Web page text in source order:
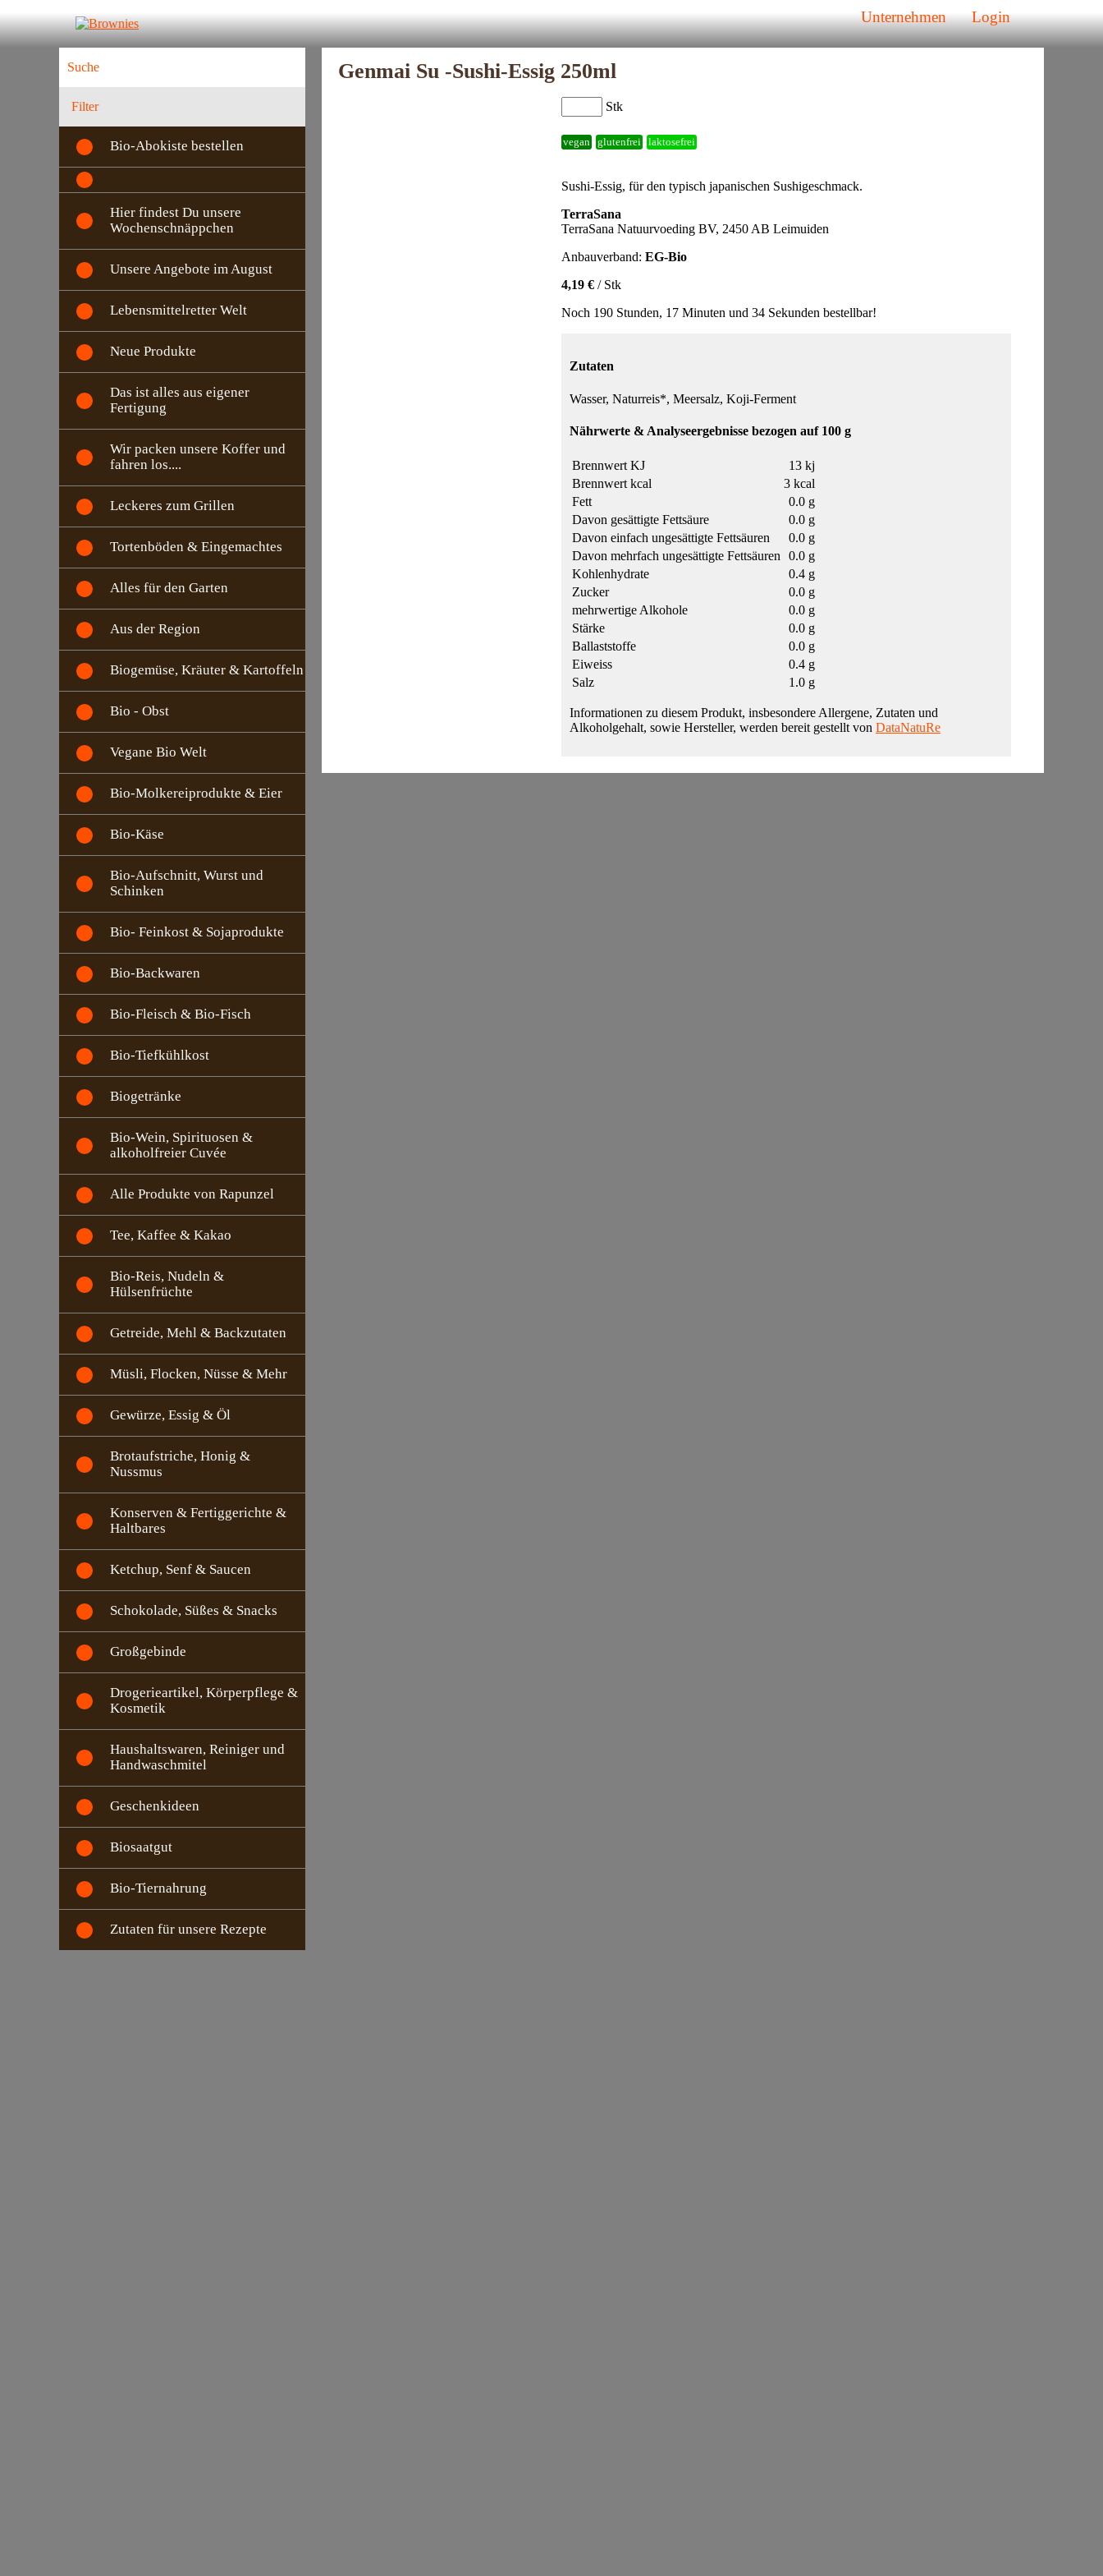
Unternehmen Login
Filter
Bio-Abokiste bestellen
Hier findest Du unsere
Wochenschnäppchen
Unsere Angebote im August
Lebensmittelretter Welt
Neue Produkte
Das ist alles aus eigener
Fertigung
Wir packen unsere Koffer und
fahren los....
Leckeres zum Grillen
Tortenböden & Eingemachtes
Alles für den Garten
Aus der Region
Biogemüse, Kräuter & Kartoffeln
Bio - Obst
Vegane Bio Welt
Bio-Molkereiprodukte & Eier
Bio-Käse
Bio-Aufschnitt, Wurst und
Schinken
Bio- Feinkost & Sojaprodukte
Bio-Backwaren
Bio-Fleisch & Bio-Fisch
Bio-Tiefkühlkost
Biogetränke
Bio-Wein, Spirituosen &
alkoholfreier Cuvée
Alle Produkte von Rapunzel
Tee, Kaffee & Kakao
Bio-Reis, Nudeln &
Hülsenfrüchte
Getreide, Mehl & Backzutaten
Müsli, Flocken, Nüsse & Mehr
Gewürze, Essig & Öl
Brotaufstriche, Honig &
Nussmus
Konserven & Fertiggerichte &
Haltbares
Ketchup, Senf & Saucen
Schokolade, Süßes & Snacks
Großgebinde
Drogerieartikel, Körperpflege &
Kosmetik
Haushaltswaren, Reiniger und
Handwaschmitel
Geschenkideen
Biosaatgut
Bio-Tiernahrung
Zutaten für unsere Rezepte
Genmai Su -Sushi-Essig 250ml
Stk
vegan glutenfrei laktosefrei
Sushi-Essig, für den typisch japanischen Sushigeschmack.
TerraSana
TerraSana Natuurvoeding BV, 2450 AB Leimuiden
Anbauverband: EG-Bio
4,19 € / Stk
Noch 190 Stunden, 17 Minuten und 34 Sekunden bestellbar!
Zutaten
Wasser, Naturreis*, Meersalz, Koji-Ferment
Nährwerte & Analyseergebnisse bezogen auf 100 g
Brennwert KJ
13 kj
Brennwert kcal
3 kcal
Fett
0.0 g
Davon gesättigte Fettsäure
0.0 g
Davon einfach ungesättigte Fettsäuren
0.0 g
Davon mehrfach ungesättigte Fettsäuren
0.0 g
Kohlenhydrate
0.4 g
Zucker
0.0 g
mehrwertige Alkohole
0.0 g
Stärke
0.0 g
Ballaststoffe
0.0 g
Eiweiss
0.4 g
Salz
1.0 g
Informationen zu diesem Produkt, insbesondere Allergene, Zutaten und
Alkoholgehalt, sowie Hersteller, werden bereit gestellt von DataNatuRe